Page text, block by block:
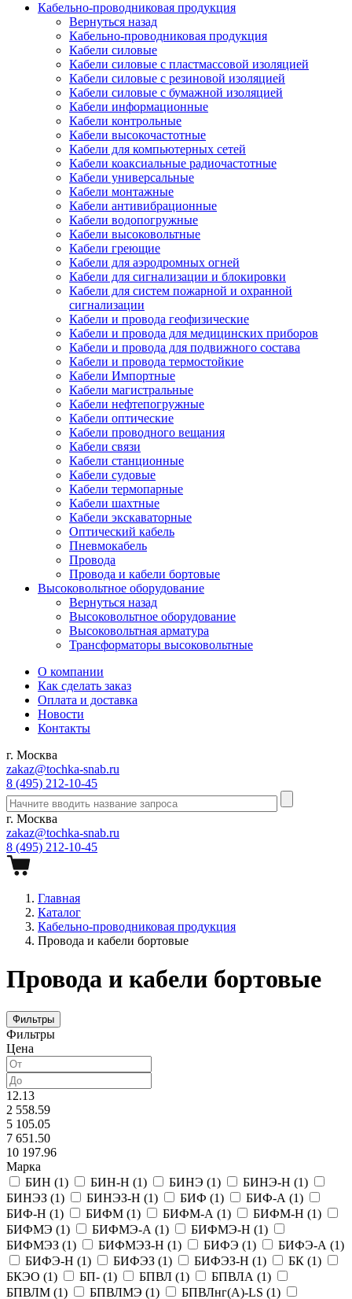
Кабельно-проводниковая продукция
Вернуться назад
Кабельно-проводниковая продукция
Кабели силовые
Кабели силовые с пластмассовой изоляцией
Кабели силовые с резиновой изоляцией
Кабели силовые с бумажной изоляцией
Кабели информационные
Кабели контрольные
Кабели высокочастотные
Кабели для компьютерных сетей
Кабели коаксиальные радиочастотные
Кабели универсальные
Кабели монтажные
Кабели антивибрационные
Кабели водопогружные
Кабели высоковольтные
Кабели греющие
Кабели для аэродромных огней
Кабели для сигнализации и блокировки
Кабели для систем пожарной и охранной
сигнализации
Кабели и провода геофизические
Кабели и провода для медицинских приборов
Кабели и провода для подвижного состава
Кабели и провода термостойкие
Кабели Импортные
Кабели магистральные
Кабели нефтепогружные
Кабели оптические
Кабели проводного вещания
Кабели связи
Кабели станционные
Кабели судовые
Кабели термопарные
Кабели шахтные
Кабели экскаваторные
Оптический кабель
Пневмокабель
Провода
Провода и кабели бортовые
Высоковольтное оборудование
Вернуться назад
Высоковольтное оборудование
Высоковольтная арматура
Трансформаторы высоковольтные
О компании
Как сделать заказ
Оплата и доставка
Новости
Контакты
г. Москва
zakaz@tochka-snab.ru
8 (495) 212-10-45
г. Москва
zakaz@tochka-snab.ru
8 (495) 212-10-45
Главная
Каталог
Кабельно-проводниковая продукция
Провода и кабели бортовые
Провода и кабели бортовые
Фильтры
Фильтры
Цена
12.13
2 558.59
5 105.05
7 651.50
10 197.96
Марка
БИН (1) БИН-Н (1) БИНЭ (1) БИНЭ-Н (1)
БИНЭЗ (1) БИНЭЗ-Н (1) БИФ (1) БИФ-А (1)
БИФ-Н (1) БИФМ (1) БИФМ-А (1) БИФМ-Н (1)
БИФМЭ (1) БИФМЭ-А (1) БИФМЭ-Н (1)
БИФМЭЗ (1) БИФМЭЗ-Н (1) БИФЭ (1) БИФЭ-А (1)
БИФЭ-Н (1) БИФЭЗ (1) БИФЭЗ-Н (1) БК (1)
БКЭО (1) БП- (1) БПВЛ (1) БПВЛА (1)
БПВЛМ (1) БПВЛМЭ (1) БПВЛнг(A)-LS (1)